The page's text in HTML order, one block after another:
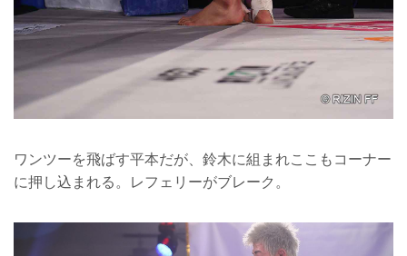
ワンツーを飛ばす平本だが、鈴木に組まれここもコーナー
に押し込まれる。レフェリーがブレーク。